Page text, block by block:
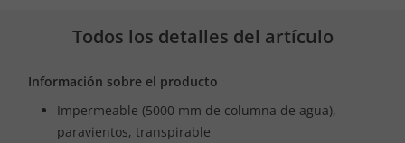
Todos los detalles del artículo
Información sobre el producto
Impermeable (5000 mm de columna de agua),
paravientos, transpirable